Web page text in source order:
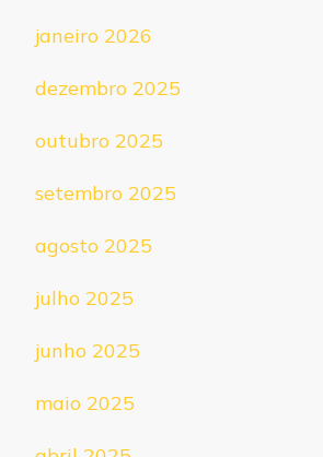
janeiro 2026
dezembro 2025
outubro 2025
setembro 2025
agosto 2025
julho 2025
junho 2025
maio 2025